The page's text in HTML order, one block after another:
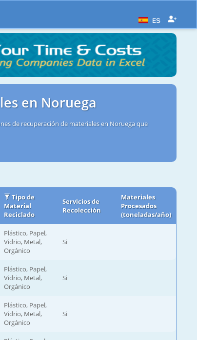
ES
en Noruega
de recuperación de materiales en Noruega que
Tipo de
Material
Reciclado
Servicios de
Recolección
Materiales
Procesados
(toneladas/año)
Plástico, Papel,
Vidrio, Metal,
Orgánico
Si
Plástico, Papel,
Vidrio, Metal,
Orgánico
Si
Plástico, Papel,
Vidrio, Metal,
Orgánico
Si